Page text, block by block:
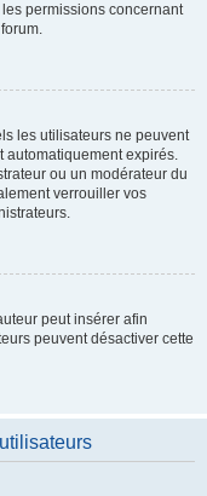
permissions concernant
les utilisateurs ne peuvent
automatiquement expirés.
ou un modérateur du
verrouiller vos
peut insérer afin
peuvent désactiver cette